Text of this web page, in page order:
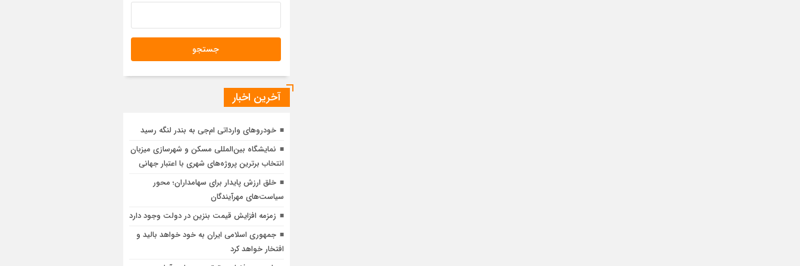
آخرین اخبار
خودروهای وارداتی ام‌جی به بندر لنگه رسید
نمایشگاه بین‌المللی مسکن و شهرسازی میزبان
انتخاب برترین پروژه‌های شهری با اعتبار جهانی
خلق ارزش پایدار برای سهامداران؛ محور
سیاست‌های مهرآیندگان
زمزمه افزایش قیمت بنزین در دولت وجود دارد
جمهوری اسلامی ایران به خود خواهد بالید و
افتخار خواهد کرد